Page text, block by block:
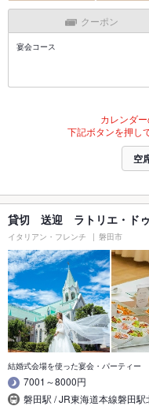
クーポン
宴会コース
カレンダ
下記ボタンを押し
空
貸切 送迎 ラトリエ・ド
イタリアン・フレンチ 磐田市
結婚式会場を使った宴会・パーティー
7001～8000円
磐田駅 / JR東海道本線磐田